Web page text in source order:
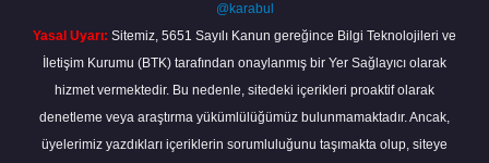
@karabul
Yasal Uyarı: Sitemiz, 5651 Sayılı Kanun gereğince Bilgi Teknolojileri ve
İletişim Kurumu (BTK) tarafından onaylanmış bir Yer Sağlayıcı olarak
hizmet vermektedir. Bu nedenle, sitedeki içerikleri proaktif olarak
denetleme veya araştırma yükümlülüğümüz bulunmamaktadır. Ancak,
üyelerimiz yazdıkları içeriklerin sorumluluğunu taşımakta olup, siteye